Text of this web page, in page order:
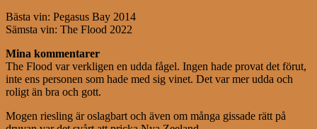
Bästa vin: Pegasus Bay 2014
Sämsta vin: The Flood 2022
Mina kommentarer
The Flood var verkligen en udda fågel. Ingen hade provat det förut,
inte ens personen som hade med sig vinet. Det var mer udda och
roligt än bra och gott.
Mogen riesling är oslagbart och även om många gissade rätt på